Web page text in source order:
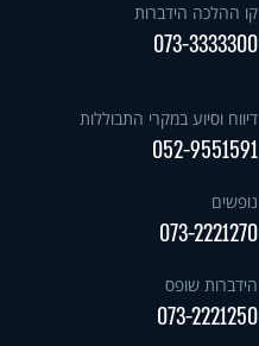
קו ההלכה הידברות
073-3333300
דיווח וסיוע במקרי התבוללות
052-9551591
נופשים
073-2221270
הידברות שופס
073-2221250